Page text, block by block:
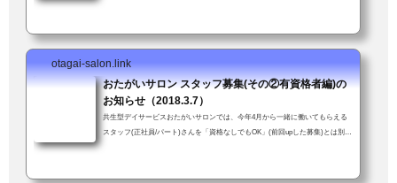
齢も問いません。ただし車の普通免許を持ってて送迎業務に支障がなければ。
子育て中の方も安心。お子さん連れて来ての勤務も可！(いや、むしろ大歓
迎！)「送迎業務が可能である旨も強調して下さい」とスタッフかわちゃんに
つっこまれた...
otagai-salon.link
おたがいサロン スタッフ募集(その②有資格者編)の
お知らせ（2018.3.7）
共生型デイサービスおたがいサロンでは、今年4月から一緒に働いてもらえる
スタッフ(正社員/パート)さんを「資格なしでもOK」(前回upした募集)とは別に
てて送迎業務に支障がないこと。子育て中の方も安心。お子さん連れて来ての